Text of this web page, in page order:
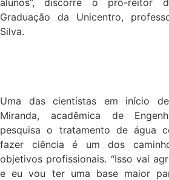
Graduação da Unicentro,
Silva.
Uma das cientistas em início
Miranda, acadêmica de
pesquisa o tratamento de água
fazer ciência é um dos
objetivos profissionais. “Isso vai
e eu vou ter uma base maior